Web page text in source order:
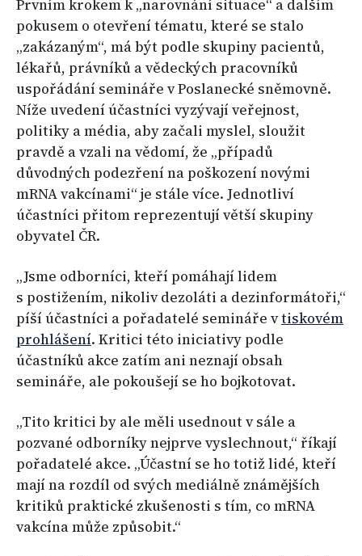
Prvním krokem k „narovnání situace“ a dalším
pokusem o otevření tématu, které se stalo
„zakázaným“, má být podle skupiny pacientů,
lékařů, právníků a vědeckých pracovníků
uspořádání semináře v Poslanecké sněmovně.
Níže uvedení účastníci vyzývají veřejnost,
politiky a média, aby začali myslel, sloužit
pravdě a vzali na vědomí, že „případů
důvodných podezření na poškození novými
mRNA vakcínami“ je stále více. Jednotliví
účastníci přitom reprezentují větší skupiny
obyvatel ČR.
„Jsme odborníci, kteří pomáhají lidem
s postižením, nikoliv dezoláti a dezinformátoři,“
píší účastníci a pořadatelé semináře vtiskovém
prohlášení. Kritici této iniciativy podle
účastníků akce zatím ani neznají obsah
semináře, ale pokoušejí se ho bojkotovat.
„Tito kritici by ale měli usednout v sále a
pozvané odborníky nejprve vyslechnout,“ říkají
pořadatelé akce. „Účastní se ho totiž lidé, kteří
mají na rozdíl od svých mediálně známějších
kritiků praktické zkušenosti s tím, co mRNA
vakcína může způsobit.“